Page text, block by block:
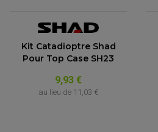
Kit Catadioptre Shad
Pour Top Case SH23
9,93 €
au lieu de 11,03 €